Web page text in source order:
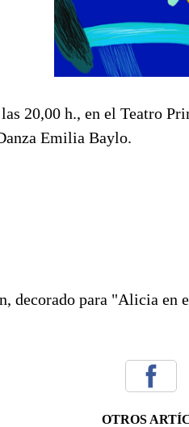
20,00 h., en el Teatro
Emilia Baylo.
decorado para "Alicia en
OTROS